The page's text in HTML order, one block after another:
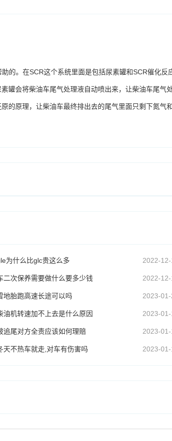
的。在SCR这个系统里面是包括尿素罐和SCR催化反
罐会将柴油车尾气处理液自动喷出来，让柴油车尾气
的原理，让柴油车最终排出去的尾气里面只剩下氮气
为什么比glc贵这么多 2022-
二次保养需要做什么要多少钱 2022-12-
地胎跑高速长途可以吗 2023-01-
油机转速加不上去是什么原因 2023-01-
追尾对方全责应该如何理赔 2023-01-
天不热车就走,对车有伤害吗 2023-01-